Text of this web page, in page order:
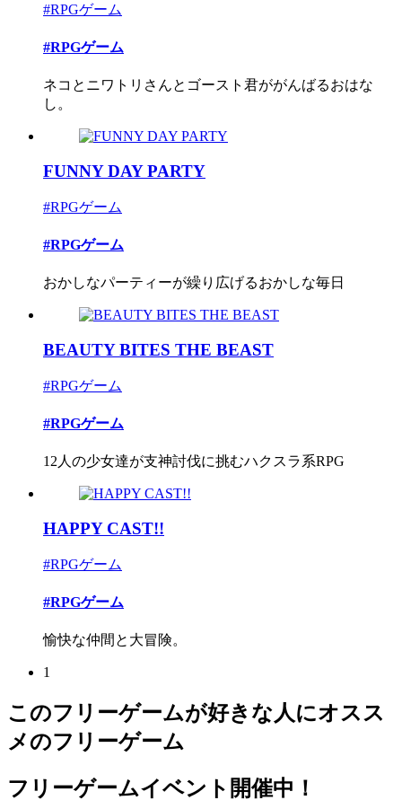
#RPGゲーム
#RPGゲーム
ネコとニワトリさんとゴースト君ががんばるおはな
し。
FUNNY DAY PARTY
#RPGゲーム
#RPGゲーム
おかしなパーティーが繰り広げるおかしな毎日
BEAUTY BITES THE BEAST
#RPGゲーム
#RPGゲーム
12人の少女達が支神討伐に挑むハクスラ系RPG
HAPPY CAST!!
#RPGゲーム
#RPGゲーム
愉快な仲間と大冒険。
1
このフリーゲームが好きな人にオスス
メのフリーゲーム
フリーゲームイベント開催中！